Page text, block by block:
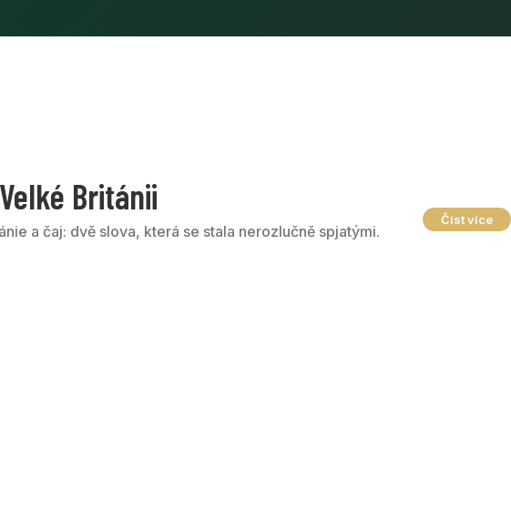
Británii
a čaj: dvě slova, která se stala nerozlučně spjatými.
Číst více